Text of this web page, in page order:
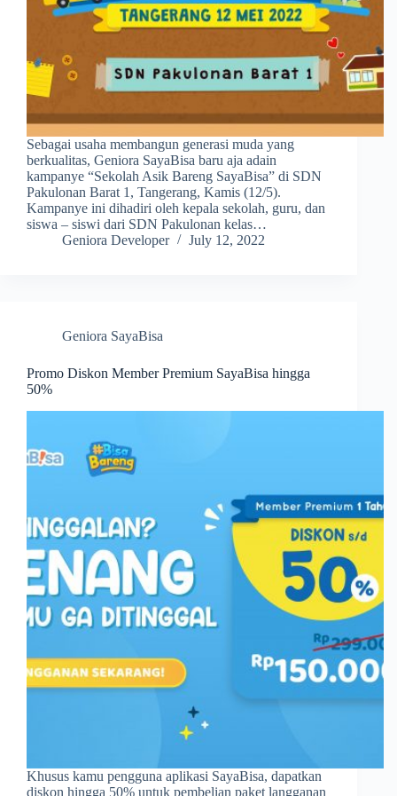
Sebagai usaha membangun generasi muda yang
berkualitas, Geniora SayaBisa baru aja adain
kampanye “Sekolah Asik Bareng SayaBisa” di SDN
Pakulonan Barat 1, Tangerang, Kamis (12/5).
Kampanye ini dihadiri oleh kepala sekolah, guru, dan
siswa – siswi dari SDN Pakulonan kelas…
Geniora Developer
July 12, 2022
Geniora SayaBisa
Promo Diskon Member Premium SayaBisa hingga
50%
Khusus kamu pengguna aplikasi SayaBisa, dapatkan
diskon hingga 50% untuk pembelian paket langganan